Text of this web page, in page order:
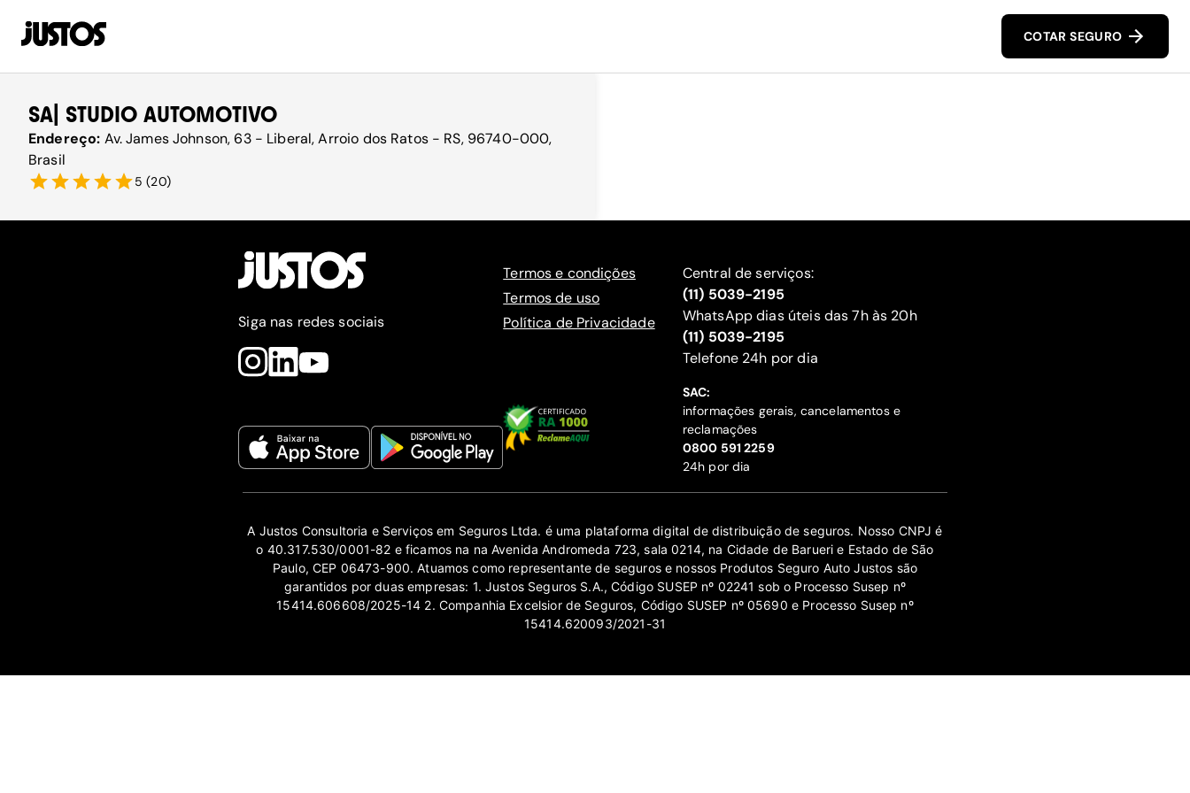
COTAR SEGURO
SA| STUDIO AUTOMOTIVO
Endereço: Av. James Johnson, 63 - Liberal, Arroio dos Ratos - RS, 96740-000,
Brasil
5 (20)
Siga nas redes sociais
Termos e condições
Termos de uso
Política de Privacidade
Central de serviços:
(11) 5039-2195
WhatsApp dias úteis das 7h às 20h
(11) 5039-2195
‍Telefone 24h por dia
SAC:
informações gerais, cancelamentos e
reclamações
‍0800 591 2259
24h por dia
A Justos Consultoria e Serviços em Seguros Ltda. é uma plataforma digital de distribuição de seguros. Nosso CNPJ é
o 40.317.530/0001-82 e ficamos na na Avenida Andromeda 723, sala 0214, na Cidade de Barueri e Estado de São
Paulo, CEP 06473-900. Atuamos como representante de seguros e nossos Produtos Seguro Auto Justos são
garantidos por duas empresas: 1. Justos Seguros S.A., Código SUSEP nº 02241 sob o Processo Susep nº
15414.606608/2025-14 2. Companhia Excelsior de Seguros, Código SUSEP nº 05690 e Processo Susep nº
15414.620093/2021-31